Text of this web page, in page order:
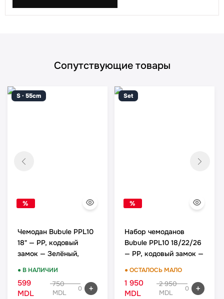
Сопутствующие товары
S · 55cm
%
Чемодан Bubule PPL10
18" — PP, кодовый
замок — Зелёный,
● В НАЛИЧИИ
599
MDL
750
MDL
0
Set
%
Набор чемоданов
Bubule PPL10 18/22/26
— PP, кодовый замок —
● ОСТАЛОСЬ МАЛО
1 950
MDL
2 950
MDL
0